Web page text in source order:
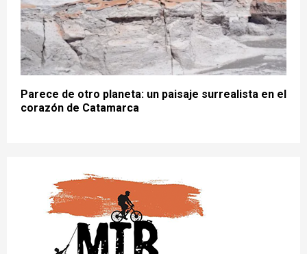
Parece de otro planeta: un paisaje surrealista en el
corazón de Catamarca